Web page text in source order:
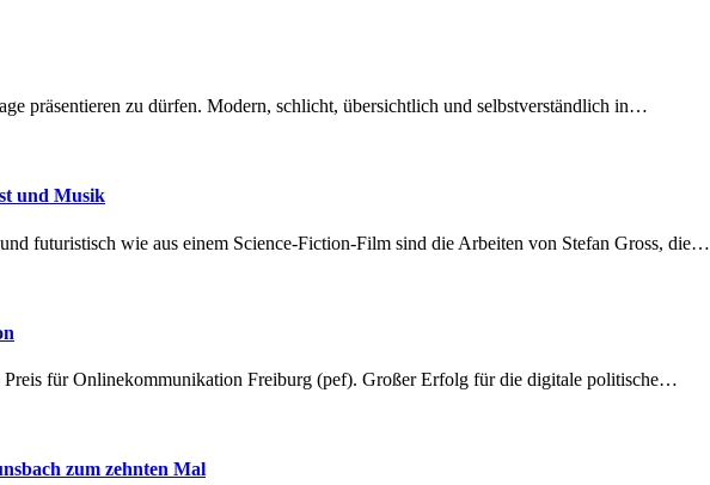
präsentieren zu dürfen. Modern, schlicht, übersichtlich und selbstverständlich in…
und Musik
futuristisch wie aus einem Science-Fiction-Film sind die Arbeiten von Stefan Gross, die…
Preis für Onlinekommunikation Freiburg (pef). Großer Erfolg für die digitale politische…
zum zehnten Mal